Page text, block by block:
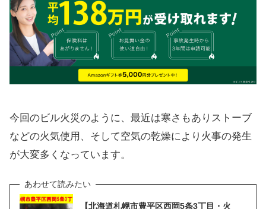
今回のビル火災のように、最近は寒さもありストーブ
などの火気使用、そして空気の乾燥により火事の発生
が大変多くなっています。
【北海道札幌市豊平区西岡5条3丁目・火